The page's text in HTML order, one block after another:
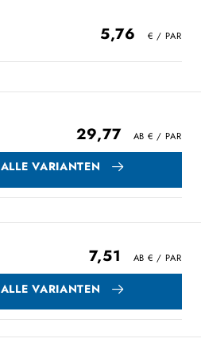
5,76
29,77
ALLE VARIANTEN
7,51
ALLE VARIANTEN